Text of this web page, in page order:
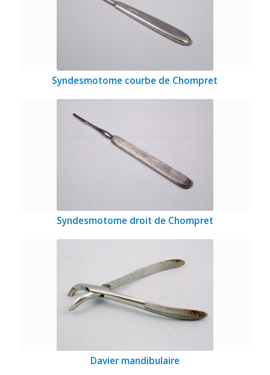
Syndesmotome courbe de Chompret
Syndesmotome droit de Chompret
Davier mandibulaire